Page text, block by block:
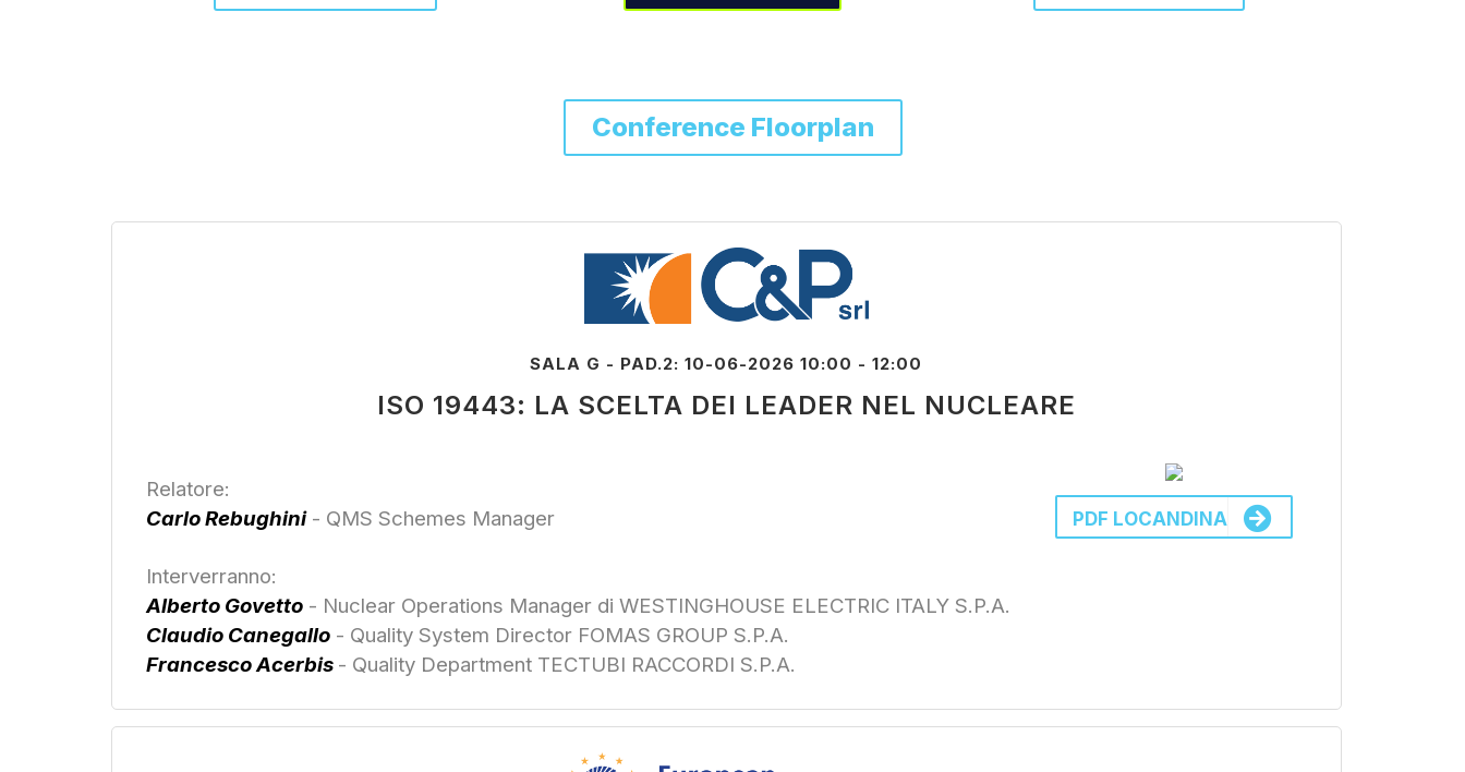
Conference Floorplan
SALA G - PAD.2: 10-06-2026 10:00 - 12:00
ISO 19443: LA SCELTA DEI LEADER NEL NUCLEARE
Relatore:
Carlo Rebughini- QMS Schemes Manager
Interverranno:
Alberto Govetto - Nuclear Operations Manager di WESTINGHOUSE ELECTRIC ITALY S.P.A.
Claudio Canegallo - Quality System Director FOMAS GROUP S.P.A.
Francesco Acerbis - Quality Department TECTUBI RACCORDI S.P.A.
PDF LOCANDINA